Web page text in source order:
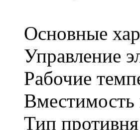
Основные
Управление
Рабочие
Тип противня